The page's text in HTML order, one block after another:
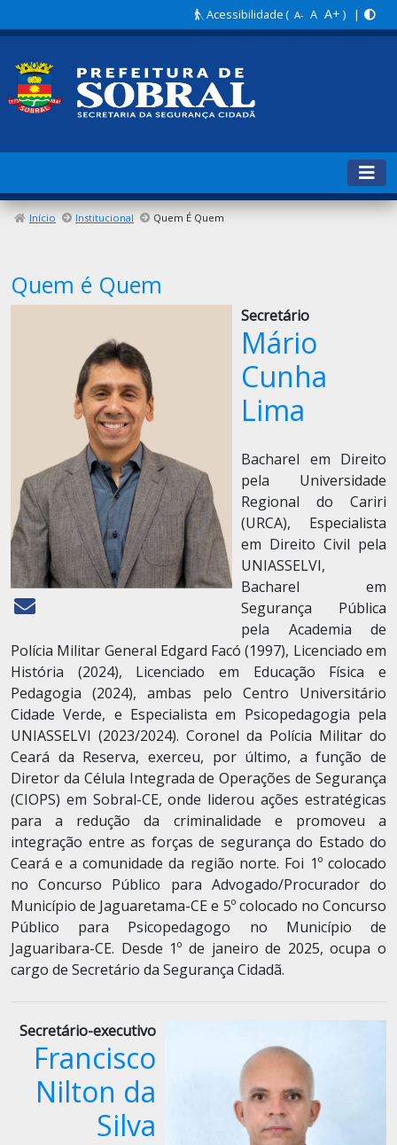
Acessibilidade( A- A A+ ) |
Início Institucional Quem É Quem
Quem é Quem
Secretário
Mário
Cunha
Lima
Bacharel em Direito
pela Universidade
Regional do Cariri
(URCA), Especialista
em Direito Civil pela
UNIASSELVI,
Bacharel em
Segurança Pública
pela Academia de
Polícia Militar General Edgard Facó (1997), Licenciado em
História (2024), Licenciado em Educação Física e
Pedagogia (2024), ambas pelo Centro Universitário
Cidade Verde, e Especialista em Psicopedagogia pela
UNIASSELVI (2023/2024). Coronel da Polícia Militar do
Ceará da Reserva, exerceu, por último, a função de
Diretor da Célula Integrada de Operações de Segurança
(CIOPS) em Sobral-CE, onde liderou ações estratégicas
para a redução da criminalidade e promoveu a
integração entre as forças de segurança do Estado do
Ceará e a comunidade da região norte. Foi 1º colocado
no Concurso Público para Advogado/Procurador do
Município de Jaguaretama-CE e 5º colocado no Concurso
Público para Psicopedagogo no Município de
Jaguaribara-CE. Desde 1º de janeiro de 2025, ocupa o
cargo de Secretário da Segurança Cidadã.
Secretário-executivo
Francisco
Nilton da
Silva